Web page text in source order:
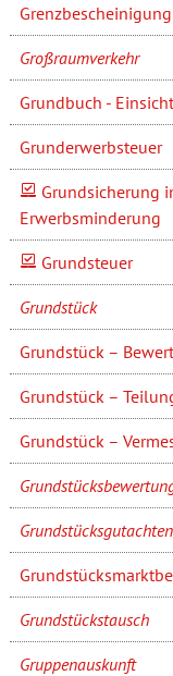
Grenzbescheinigung
Großraumverkehr
Grundbuch -
Grunderwerbsteuer
Grundsicherung
Erwerbsminderung
Grundsteuer
Grundstück
Grundstück –
Grundstück –
Grundstück –
Grundstücksgutachten
Grundstückstausch
Gruppenauskunft